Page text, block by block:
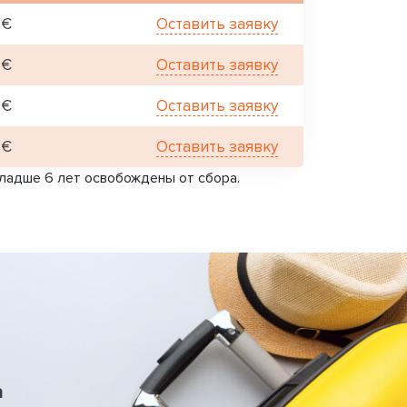
Оставить заявку
Оставить заявку
Оставить заявку
Оставить заявку
6 лет освобождены от сбора.